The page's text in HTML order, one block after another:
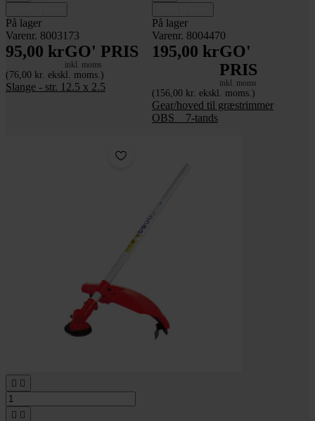
På lager
Varenr. 8003173
95,00 krGO' PRIS
inkl. moms
(76,00 kr. ekskl. moms.)
Slange - str. 12.5 x 2.5
På lager
Varenr. 8004470
195,00 krGO'
PRIS
inkl. moms
(156,00 kr. ekskl. moms.)
Gear/hoved til græstrimmer
OBS _ 7-tands
 
 